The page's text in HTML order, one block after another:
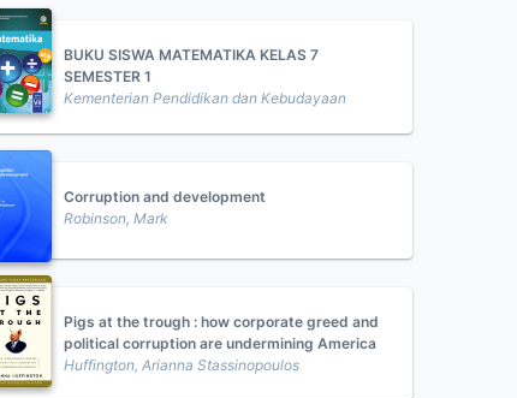
BUKU SISWA MATEMATIKA KELAS 7
SEMESTER 1
Kementerian Pendidikan dan Kebudayaan
Corruption and development
Robinson, Mark
Pigs at the trough : how corporate greed and
political corruption are undermining America
Huffington, Arianna Stassinopoulos